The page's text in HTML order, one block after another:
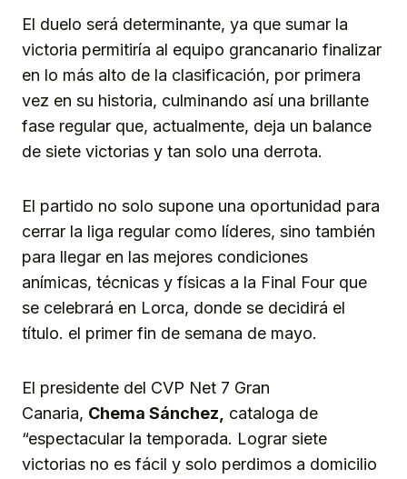
El duelo será determinante, ya que sumar la
victoria permitiría al equipo grancanario finalizar
en lo más alto de la clasificación, por primera
vez en su historia, culminando así una brillante
fase regular que, actualmente, deja un balance
de siete victorias y tan solo una derrota.
El partido no solo supone una oportunidad para
cerrar la liga regular como líderes, sino también
para llegar en las mejores condiciones
anímicas, técnicas y físicas a la Final Four que
se celebrará en Lorca, donde se decidirá el
título. el primer fin de semana de mayo.
El presidente del CVP Net 7 Gran
Canaria, Chema Sánchez,
cataloga de
“espectacular la temporada. Lograr siete
victorias no es fácil y solo perdimos a domicilio